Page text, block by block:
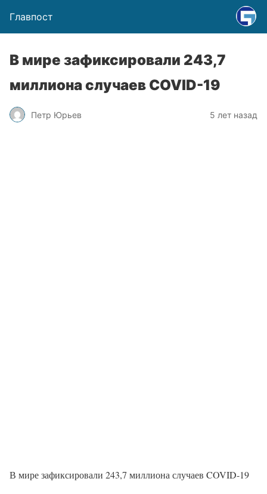
Главпост
В мире зафиксировали 243,7
миллиона случаев COVID-19
Петр Юрьев 5 лет назад
В мире зафиксировали 243,7 миллиона случаев COVID-19